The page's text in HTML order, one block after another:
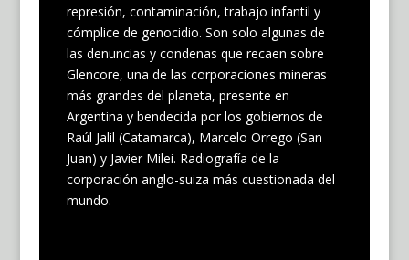
represión, contaminación, trabajo infantil y
cómplice de genocidio. Son solo algunas de
las denuncias y condenas que recaen sobre
Glencore, una de las corporaciones mineras
más grandes del planeta, presente en
Argentina y bendecida por los gobiernos de
Raúl Jalil (Catamarca), Marcelo Orrego (San
Juan) y Javier Milei. Radiografía de la
corporación anglo-suiza más cuestionada del
mundo.